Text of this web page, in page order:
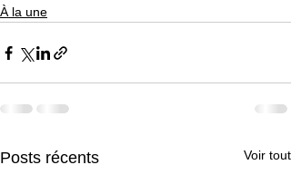
À la une
Posts récents Voir tout